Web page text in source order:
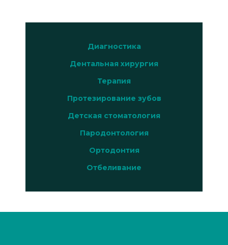
Диагностика
Дентальная хирургия
Терапия
Протезирование зубов
Детская стоматология
Пародонтология
Ортодонтия
Отбеливание